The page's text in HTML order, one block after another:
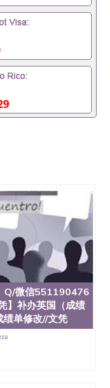
以办学历认证吗
材料551190476
551190476入职
办理假毕业
怎么办, 毕业证丢
业证,没毕业可以
挂科而没有正常
不齐而被拒之门
导致回国得不到
绩不理想毕不了业
科/硕士毕业证
吗551190476怎
证551190476留
哪里可以办理
理假的毕业证成
水印成绩单
分数551190476
凭网上能查到吗
微信551190476办
毕业证去哪认证
微信551190476国
快速代办国外毕
文凭QQ微信
551190476国外
文凭办理QQ微
信551190476 国
凭在中国有用吗
Q/微信551190476
】补办英国（成绩
绩单修改//文凭